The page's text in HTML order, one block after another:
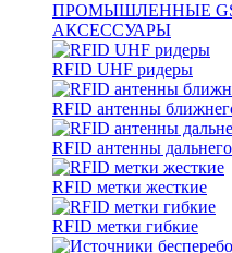
ПРОМЫШЛЕННЫЕ
АКСЕССУАРЫ
RFID UHF ридеры
RFID антенны
RFID антенны
RFID метки жесткие
RFID метки гибкие